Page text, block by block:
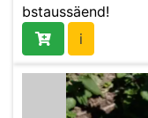
bstaussäend!
i